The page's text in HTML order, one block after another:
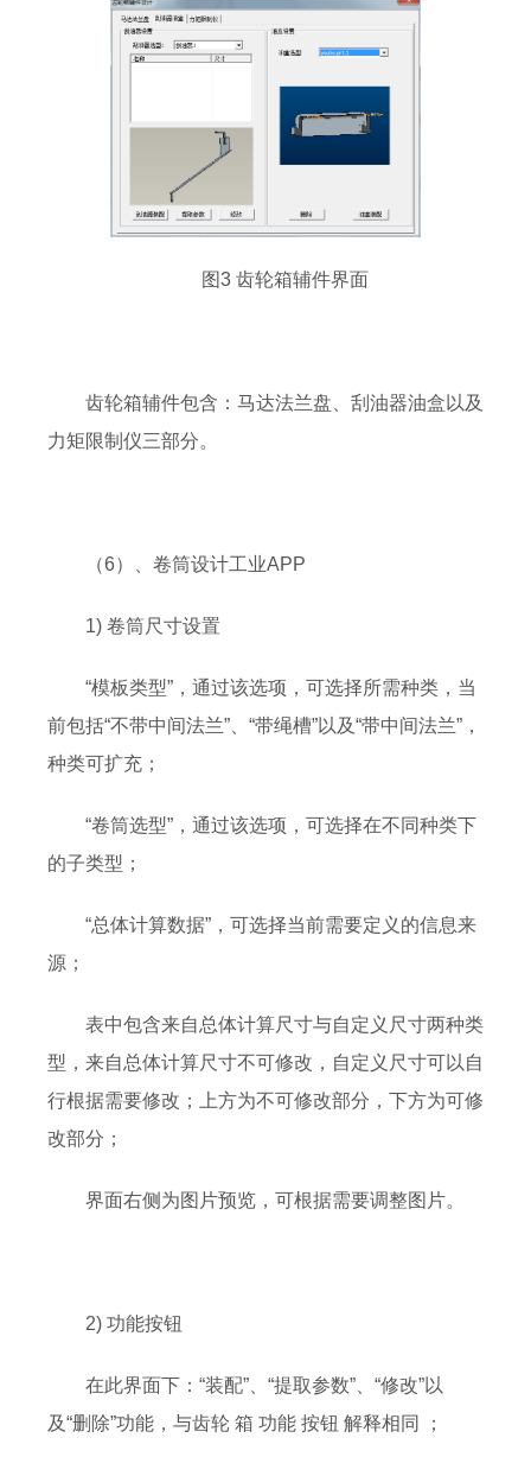
图3 齿轮箱辅件界面
齿轮箱辅件包含：马达法兰盘、刮油器油盒以及
力矩限制仪三部分。
（6）、卷筒设计工业APP
1) 卷筒尺寸设置
“模板类型”，通过该选项，可选择所需种类，当
前包括“不带中间法兰”、“带绳槽”以及“带中间法兰”，
种类可扩充；
“卷筒选型”，通过该选项，可选择在不同种类下
的子类型；
“总体计算数据”，可选择当前需要定义的信息来
源；
表中包含来自总体计算尺寸与自定义尺寸两种类
型，来自总体计算尺寸不可修改，自定义尺寸可以自
行根据需要修改；上方为不可修改部分，下方为可修
改部分；
界面右侧为图片预览，可根据需要调整图片。
2) 功能按钮
在此界面下：“装配”、“提取参数”、“修改”以
及“删除”功能，与齿轮 箱 功能 按钮 解释相同 ；